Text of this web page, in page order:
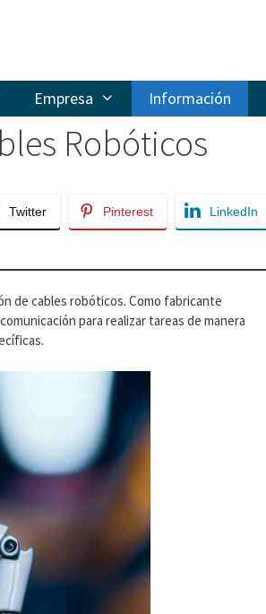
Empresa Información
Robóticos
Twitter Pinterest LinkedIn
de cables robóticos. Como fabricante
para realizar tareas de manera